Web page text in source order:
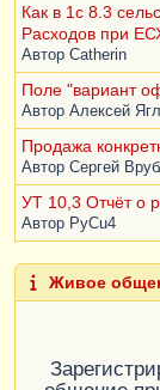
Как в 1с 8.3
Расходов при
Автор Catherin
Поле "вариант
Автор Алексей
Продажа
Автор Сергей
УТ 10,3 Отчёт о
Автор PyCu4
Живое